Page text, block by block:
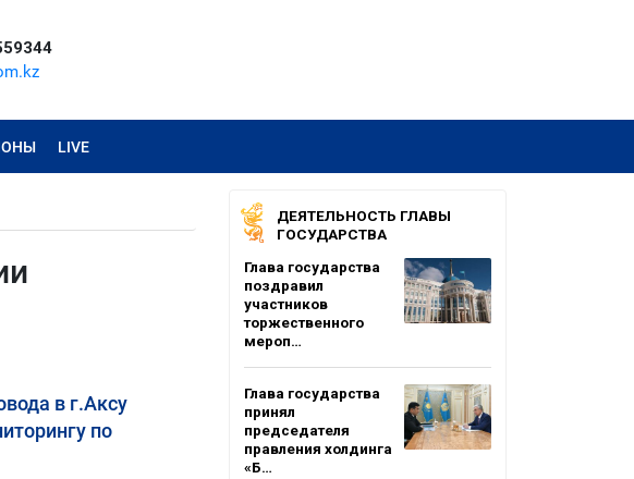
LIVE
в г.Аксу
по
ДЕЯТЕЛЬНОСТЬ ГЛАВЫ
ГОСУДАРСТВА
Глава государства
поздравил
участников
торжественного
мероп…
Глава государства
принял
председателя
правления холдинга
«Б…